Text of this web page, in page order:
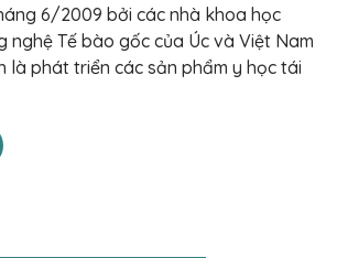
6/2009 bởi các nhà khoa học
nghệ Tế bào gốc của Úc và Việt Nam
là phát triển các sản phẩm y học tái